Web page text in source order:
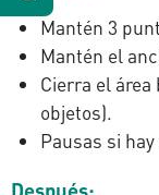
Mantén 3
Mantén el
Cierra el área
objetos).
Pausas si